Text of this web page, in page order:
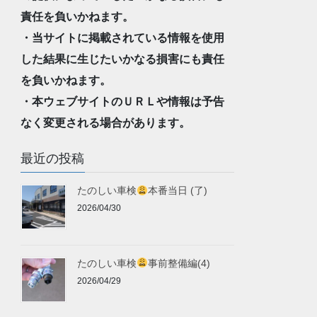
責任を負いかねます。
・当サイトに掲載されている情報を使用
した結果に生じたいかなる損害にも責任
を負いかねます。
・本ウェブサイトのＵＲＬや情報は予告
なく変更される場合があります。
最近の投稿
たのしい車検 本番当日 (了)
2026/04/30
たのしい車検 事前整備編(4)
2026/04/29